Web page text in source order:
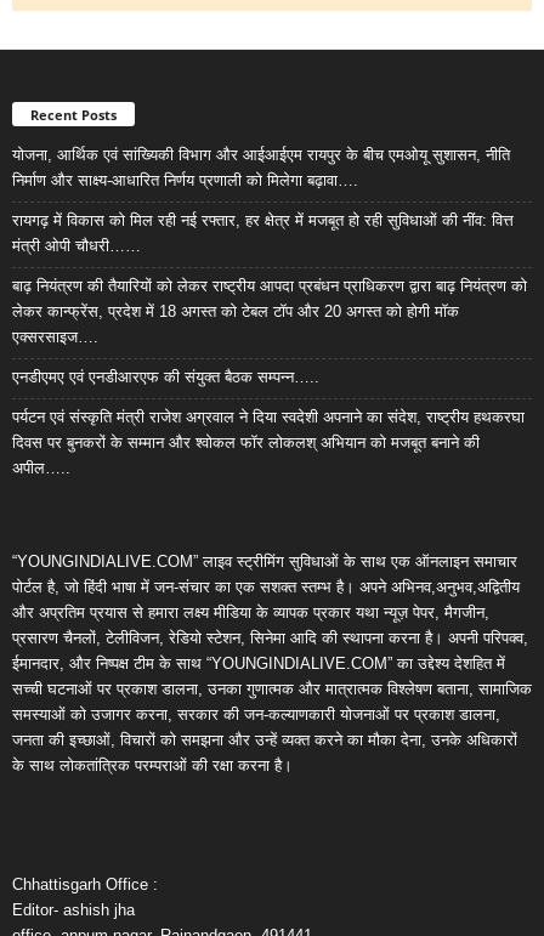
Recent Posts
योजना, आर्थिक एवं सांख्यिकी विभाग और आईआईएम रायपुर के बीच एमओयू सुशासन, नीति
निर्माण और साक्ष्य-आधारित निर्णय प्रणाली को मिलेगा बढ़ावा….
रायगढ़ में विकास को मिल रही नई रफ्तार, हर क्षेत्र में मजबूत हो रही सुविधाओं की नींव: वित्त
मंत्री ओपी चौधरी……
बाढ़ नियंत्रण की तैयारियों को लेकर राष्ट्रीय आपदा प्रबंधन प्राधिकरण द्वारा बाढ़ नियंत्रण को
लेकर कान्फ्रेंस, प्रदेश में 18 अगस्त को टेबल टॉप और 20 अगस्त को होगी मॉक
एक्सरसाइज….
एनडीएमए एवं एनडीआरएफ की संयुक्त बैठक सम्पन्न…..
पर्यटन एवं संस्कृति मंत्री राजेश अग्रवाल ने दिया स्वदेशी अपनाने का संदेश, राष्ट्रीय हथकरघा
दिवस पर बुनकरों के सम्मान और श्वोकल फॉर लोकलश् अभियान को मजबूत बनाने की
अपील…..
“YOUNGINDIALIVE.COM” लाइव स्ट्रीमिंग सुविधाओं के साथ एक ऑनलाइन समाचार
पोर्टल है, जो हिंदी भाषा में जन-संचार का एक सशक्त स्तम्भ है। अपने अभिनव,अनुभव,अद्वितीय
और अप्रतिम प्रयास से हमारा लक्ष्य मीडिया के व्यापक प्रकार यथा न्यूज़ पेपर, मैगजीन,
प्रसारण चैनलों, टेलीविजन, रेडियो स्टेशन, सिनेमा आदि की स्थापना करना है। अपनी परिपक्व,
ईमानदार, और निष्पक्ष टीम के साथ “YOUNGINDIALIVE.COM” का उद्देश्य देशहित में
सच्ची घटनाओं पर प्रकाश डालना, उनका गुणात्मक और मात्रात्मक विश्लेषण बताना, सामाजिक
समस्याओं को उजागर करना, सरकार की जन-कल्याणकारी योजनाओं पर प्रकाश डालना,
जनता की इच्छाओं, विचारों को समझना और उन्हें व्यक्त करने का मौका देना, उनके अधिकारों
के साथ लोकतांत्रिक परम्पराओं की रक्षा करना है।
Chhattisgarh Office :
Editor- ashish jha